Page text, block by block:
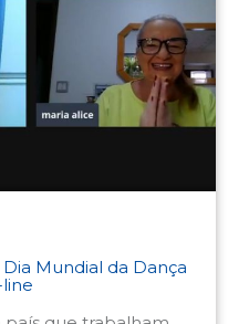
Mundial da Dança